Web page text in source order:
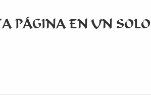
PÁGINA EN UN SOLO